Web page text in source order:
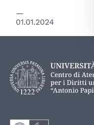
01.01.2024